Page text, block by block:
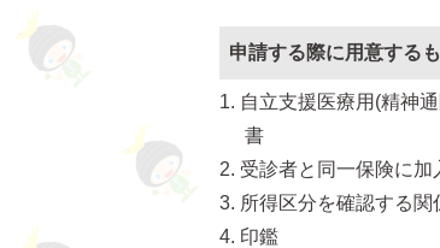
申請する際に用意する
自立支援医療用(精神
書
受診者と同一保険に
所得区分を確認する関
印鑑